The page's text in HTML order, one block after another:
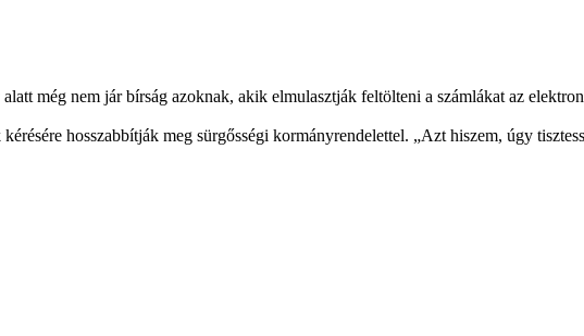
még nem jár bírság azoknak, akik elmulasztják feltölteni a számlákat az
hosszabbítják meg sürgősségi kormányrendelettel. „Azt hiszem, úgy